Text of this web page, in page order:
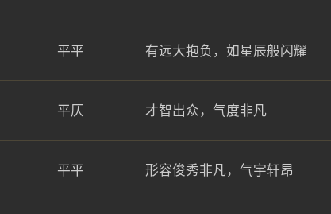
平平 有远大抱负，如星辰般闪耀
平仄 才智出众，气度非凡
平平 形容俊秀非凡，气宇轩昂